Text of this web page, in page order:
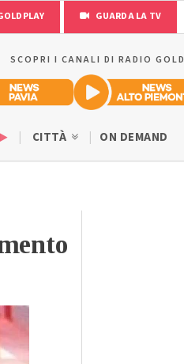
GUARDA LA TV
SCOPRI I CANALI DI RADIO GOLD
CITTÀ ON DEMAND